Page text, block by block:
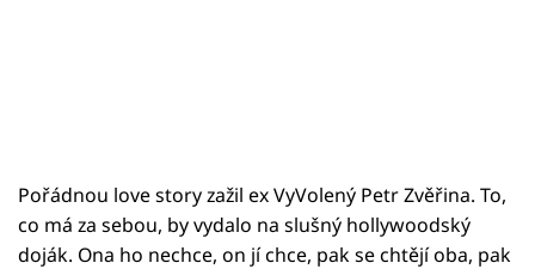
Pořádnou love story zažil ex VyVolený Petr Zvěřina. To,
co má za sebou, by vydalo na slušný hollywoodský
doják. Ona ho nechce, on jí chce, pak se chtějí oba, pak